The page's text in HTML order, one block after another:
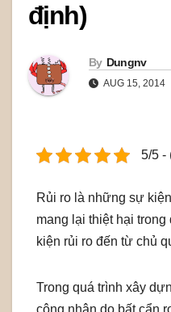
định)
By Dungnv
AUG 15, 2014
5/5 -
Rủi ro là những sự
mang lại thiệt hại
kiện rủi ro đến từ chủ
Trong quá trình xây
công nhân do bất cẩn